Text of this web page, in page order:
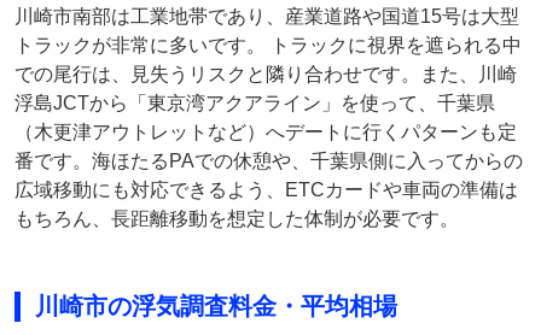
川崎市南部は工業地帯であり、産業道路や国道15号は大型
トラックが非常に多いです。 トラックに視界を遮られる中
での尾行は、見失うリスクと隣り合わせです。また、川崎
浮島JCTから「東京湾アクアライン」を使って、千葉県
（木更津アウトレットなど）へデートに行くパターンも定
番です。海ほたるPAでの休憩や、千葉県側に入ってからの
広域移動にも対応できるよう、ETCカードや車両の準備は
もちろん、長距離移動を想定した体制が必要です。
川崎市の浮気調査料金・平均相場